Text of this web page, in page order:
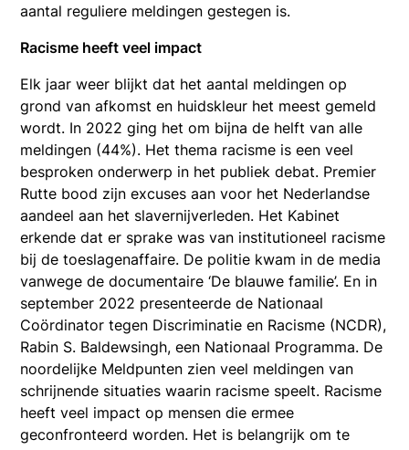
aantal reguliere meldingen gestegen is.
Racisme heeft veel impact
Elk jaar weer blijkt dat het aantal meldingen op
grond van afkomst en huidskleur het meest gemeld
wordt. In 2022 ging het om bijna de helft van alle
meldingen (44%). Het thema racisme is een veel
besproken onderwerp in het publiek debat. Premier
Rutte bood zijn excuses aan voor het Nederlandse
aandeel aan het slavernijverleden. Het Kabinet
erkende dat er sprake was van institutioneel racisme
bij de toeslagenaffaire. De politie kwam in de media
vanwege de documentaire ‘De blauwe familie’. En in
september 2022 presenteerde de Nationaal
Coördinator tegen Discriminatie en Racisme (NCDR),
Rabin S. Baldewsingh, een Nationaal Programma. De
noordelijke Meldpunten zien veel meldingen van
schrijnende situaties waarin racisme speelt. Racisme
heeft veel impact op mensen die ermee
geconfronteerd worden. Het is belangrijk om te